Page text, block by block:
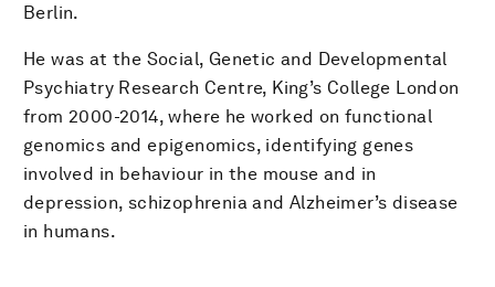
Berlin.
He was at the Social, Genetic and Developmental
Psychiatry Research Centre, King’s College London
from 2000-2014, where he worked on functional
genomics and epigenomics, identifying genes
involved in behaviour in the mouse and in
depression, schizophrenia and Alzheimer’s disease
in humans.